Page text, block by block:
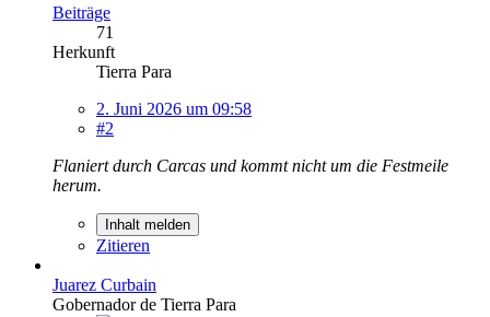
Beiträge
71
Herkunft
Tierra Para
2. Juni 2026 um 09:58
#2
Flaniert durch Carcas und kommt nicht um die Festmeile
herum.
Inhalt melden
Zitieren
Juarez Curbain
Gobernador de Tierra Para